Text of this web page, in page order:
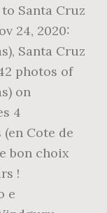
Santa Cruz
24, 2020:
Santa Cruz
photos of
on
4
Cote de
bon choix
!
e